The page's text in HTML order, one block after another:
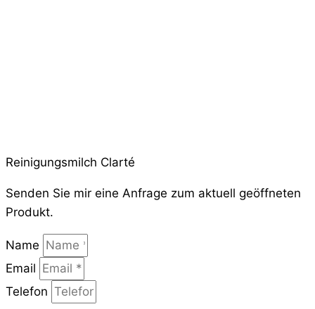
Reinigungsmilch Clarté
Senden Sie mir eine Anfrage zum aktuell geöffneten
Produkt.
Name
Email
Telefon